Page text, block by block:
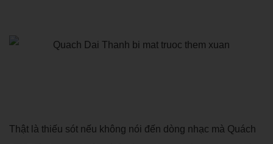
Thật là thiếu sót nếu không nói đến dòng nhạc mà Quách